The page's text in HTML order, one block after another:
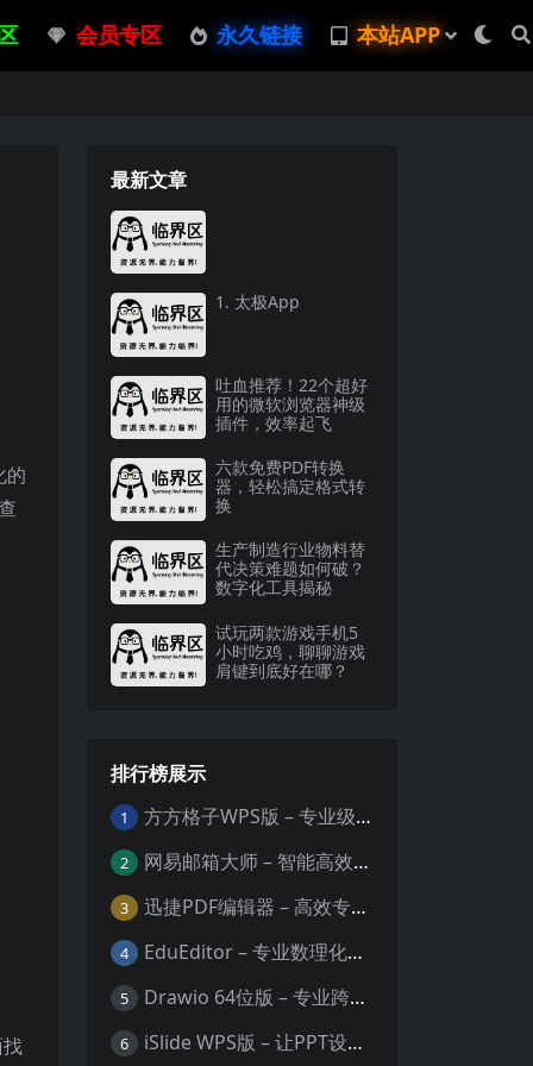
会员专区 永久链接 本站APP
的
最新文章
1. 太极App
吐血推荐！22个超好
用的微软浏览器神级
插件，效率起飞
六款免费PDF转换
器，轻松搞定格式转
换
生产制造行业物料替
代决策难题如何破？
数字化工具揭秘
试玩两款游戏手机5
小时吃鸡，聊聊游戏
肩键到底好在哪？
排行榜展示
1 方方格子WPS版 – 专业级Excel/WPS表格效率增强插件
2 网易邮箱大师 – 智能高效的全平台邮箱管理专家
3 迅捷PDF编辑器 – 高效专业的PDF编辑与格式处理工具
4 EduEditor – 专业数理化公式与科学文档编辑器
5 Drawio 64位版 – 专业跨平台图表设计与协作工具
6 iSlide WPS版 – 让PPT设计效率提升10倍的专业插件